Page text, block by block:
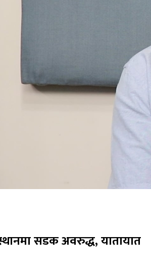
सडक अवरुद्ध, यातायात